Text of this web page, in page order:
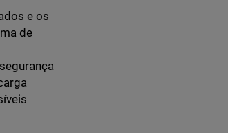
e os
de